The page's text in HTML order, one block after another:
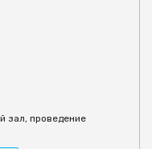
зал, проведение